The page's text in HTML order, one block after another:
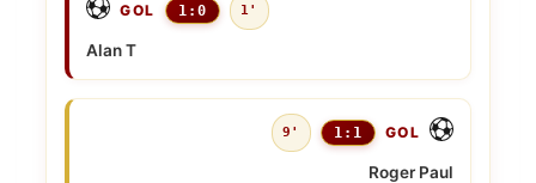
GOL 1:0 1'
Alan T
9' 1:1 GOL
Roger Paul